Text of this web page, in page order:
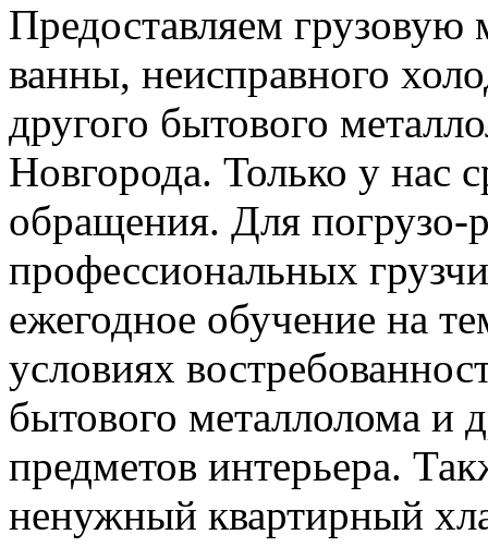
Предоставляем
ванны, неисправного
другого бытового
Новгорода. Только у нас
обращения. Для погрузо-
профессиональных
ежегодное обучение на
условиях
бытового металлолома и
предметов интерьера.
ненужный квартирный